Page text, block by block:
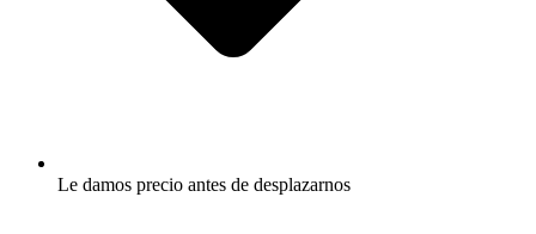
Le damos precio antes de desplazarnos